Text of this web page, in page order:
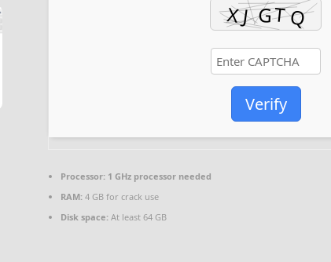
Verify
Processor: 1 GHz processor needed
RAM: 4 GB for crack use
Disk space: At least 64 GB